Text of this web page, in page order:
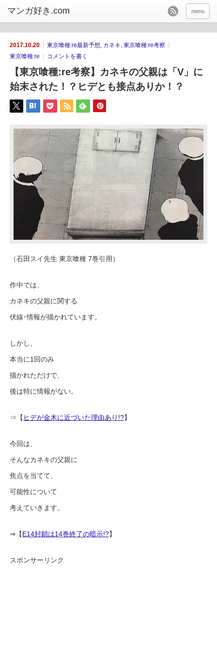
menu
2017.10.20 東京喰種:re最新予想, カネキ, 東京喰種:re考察
東京喰種:re
コメントを書く
【東京喰種:re考察】カネキの父親は「V」に
始末された！？ヒデとも接点ありか！？
（石田スイ先生 東京喰種 7巻引用）
作中では、
カネキの父親に関する
伏線･情報が描かれています。
しかし、
本当に1回のみ
描かれただけで、
後は特に情報がない。
⇒【 ヒデが金木に近づいた理由あり!?】
今回は、
そんなカネキの父親に
焦点を当てて、
可能性について
考えていきます。
⇒【E14封鎖は14巻終了の暗示!?】
スポンサーリンク